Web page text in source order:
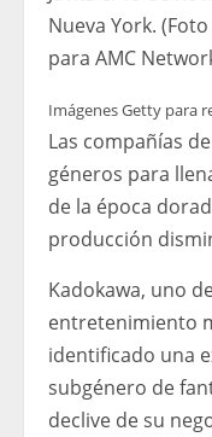
Nueva York.
para AMC
Imágenes Getty para
Las compañías
géneros para
de la época
producción
Kadokawa, uno
entretenimiento
identificado una
subgénero de
declive de su